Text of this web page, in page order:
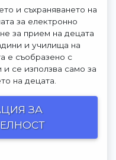
и съхраняването на
за електронно
за прием на децата
и училища на
е съобразено с
се използва само за
на децата.
ЗА